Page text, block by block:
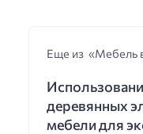
Еще из «Мебель
деревянных
мебели для